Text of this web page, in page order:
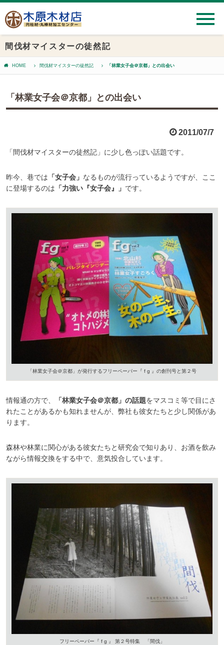
間伐材マイスターの徒然記
HOME 間伐材マイスターの徒然記 「林業女子会＠京都」との出会い
「林業女子会＠京都」との出会い
2011/07/7
「間伐材マイスターの徒然記」に少し色っぽい話題です。
昨今、巷では 「女子会」 なるものが流行っているようですが、ここ
に登場するのは 「力強い『女子会』」 です。
「林業女子会＠京都」が発行するフリーペーパー『 f g 』の創刊号と第２号
情報通の方で、 「林業女子会＠京都」の話題をマスコミ等で目にさ
れたことがあるかも知れませんが、弊社も彼女たちと少し関係があ
ります。
森林や林業に関心がある彼女たちと研究会で知りあり、お酒を飲み
ながら情報交換をする中で、意気投合しています。
フリーペーパー『 f g 』 第２号特集 「間伐」